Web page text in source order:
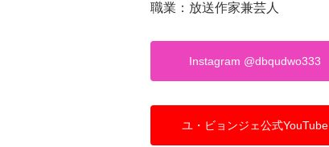
職業：放送作家兼芸人
Instagram @dbqudwo333
ユ・ビョンジェ公式YouTube